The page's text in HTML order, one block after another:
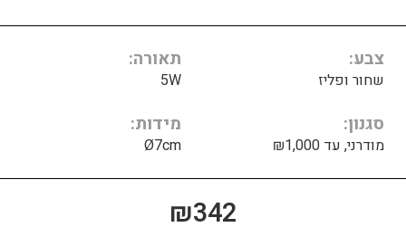
צבע
שחור ופליז
תאורה
5W
סגנון
מודרני, עד ₪1,000
מידות
Ø7cm
₪342